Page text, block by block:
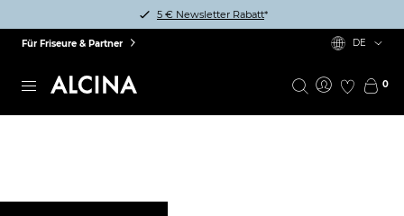
5 € Newsletter Rabatt*
Für Friseure & Partner DE
0